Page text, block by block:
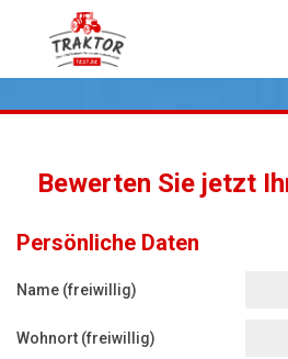
Home
Feldhäcksler
Über
Bewerten Sie jetzt
Persönliche Daten
Name (freiwillig)
Wohnort (freiwillig)